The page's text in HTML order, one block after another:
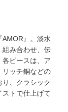
AMOR』。淡水
組み合わせ、伝
ピースは、ア
リッチ銅などの
、クラシック
トで仕上げて